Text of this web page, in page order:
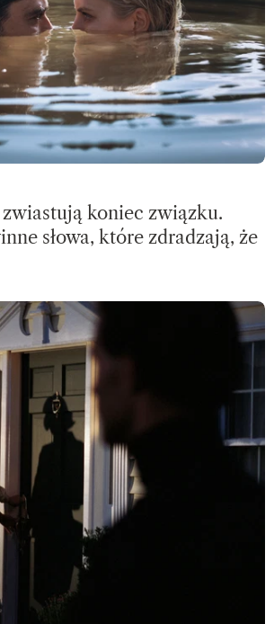
koniec związku.
słowa, które zdradzają, że